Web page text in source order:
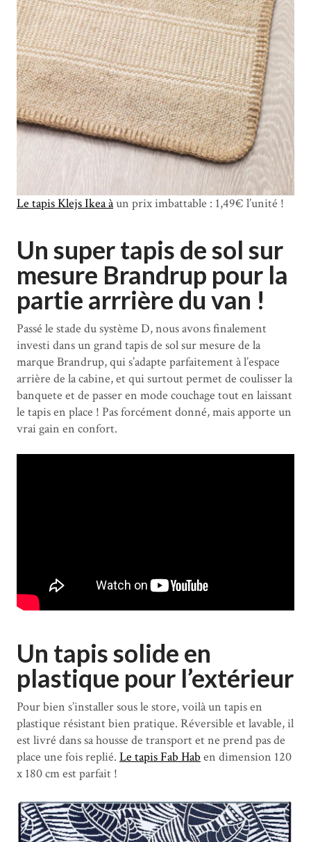
Le tapis Klejs Ikea àun prix imbattable : 1,49€ l’unité !
Un super tapis de sol sur
mesure Brandrup pour la
partie arrrière du van !
Passé le stade du système D, nous avons finalement
investi dans un grand tapis de sol sur mesure de la
marque Brandrup, qui s’adapte parfaitement à l’espace
arrière de la cabine, et qui surtout permet de coulisser la
banquete et de passer en mode couchage tout en laissant
le tapis en place ! Pas forcément donné, mais apporte un
vrai gain en confort.
Un tapis solide en
plastique pour l’extérieur
Pour bien s’installer sous le store, voilà un tapis en
plastique résistant bien pratique. Réversible et lavable, il
est livré dans sa housse de transport et ne prend pas de
place une fois replié. Le tapis Fab Hab en dimension 120
x 180 cm est parfait !